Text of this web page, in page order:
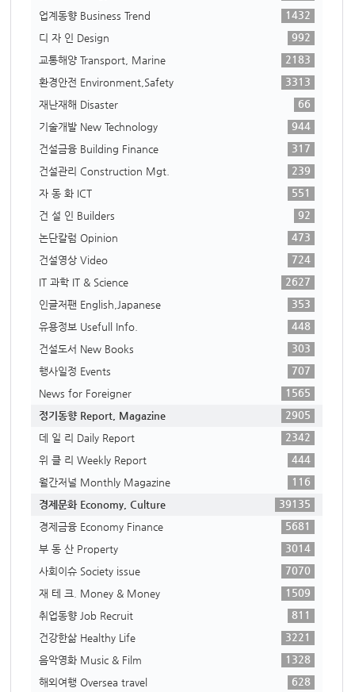
업계동향 Business Trend
1432
디 자 인 Design
992
교통해양 Transport, Marine
2183
환경안전 Environment,Safety
3313
재난재해 Disaster
66
기술개발 New Technology
944
건설금융 Building Finance
317
건설관리 Construction Mgt.
239
자 동 화 ICT
551
건 설 인 Builders
92
논단칼럼 Opinion
473
건설영상 Video
724
IT 과학 IT & Science
2627
인글저팬 English,Japanese
353
유용정보 Usefull Info.
448
건설도서 New Books
303
행사일정 Events
707
News for Foreigner
1565
정기동향 Report, Magazine
2905
데 일 리 Daily Report
2342
위 클 리 Weekly Report
444
월간저널 Monthly Magazine
116
경제문화 Economy, Culture
39135
경제금융 Economy Finance
5681
부 동 산 Property
3014
사회이슈 Society issue
7070
재 테 크. Money & Money
1509
취업동향 Job Recruit
811
건강한삶 Healthy Life
3221
음악영화 Music & Film
1328
해외여행 Oversea travel
628